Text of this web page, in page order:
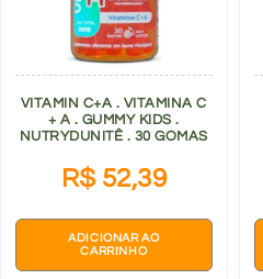
VITAMIN C+A . VITAMINA C
+ A . GUMMY KIDS .
NUTRYDUNITÊ . 30 GOMAS
R$52,39
ADICIONAR AO
CARRINHO